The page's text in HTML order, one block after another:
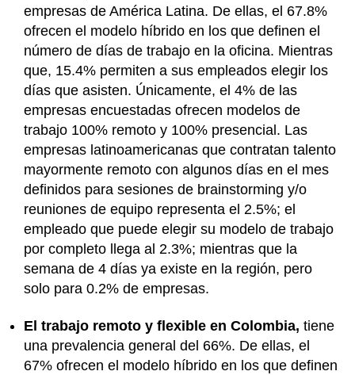
empresas de América Latina. De ellas, el 67.8%
ofrecen el modelo híbrido en los que definen el
número de días de trabajo en la oficina. Mientras
que, 15.4% permiten a sus empleados elegir los
días que asisten. Únicamente, el 4% de las
empresas encuestadas ofrecen modelos de
trabajo 100% remoto y 100% presencial. Las
empresas latinoamericanas que contratan talento
mayormente remoto con algunos días en el mes
definidos para sesiones de brainstorming y/o
reuniones de equipo representa el 2.5%; el
empleado que puede elegir su modelo de trabajo
por completo llega al 2.3%; mientras que la
semana de 4 días ya existe en la región, pero
solo para 0.2% de empresas.
El trabajo remoto y flexible en Colombia, tiene
una prevalencia general del 66%. De ellas, el
67% ofrecen el modelo híbrido en los que definen